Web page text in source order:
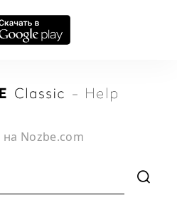
на Nozbe.com
f